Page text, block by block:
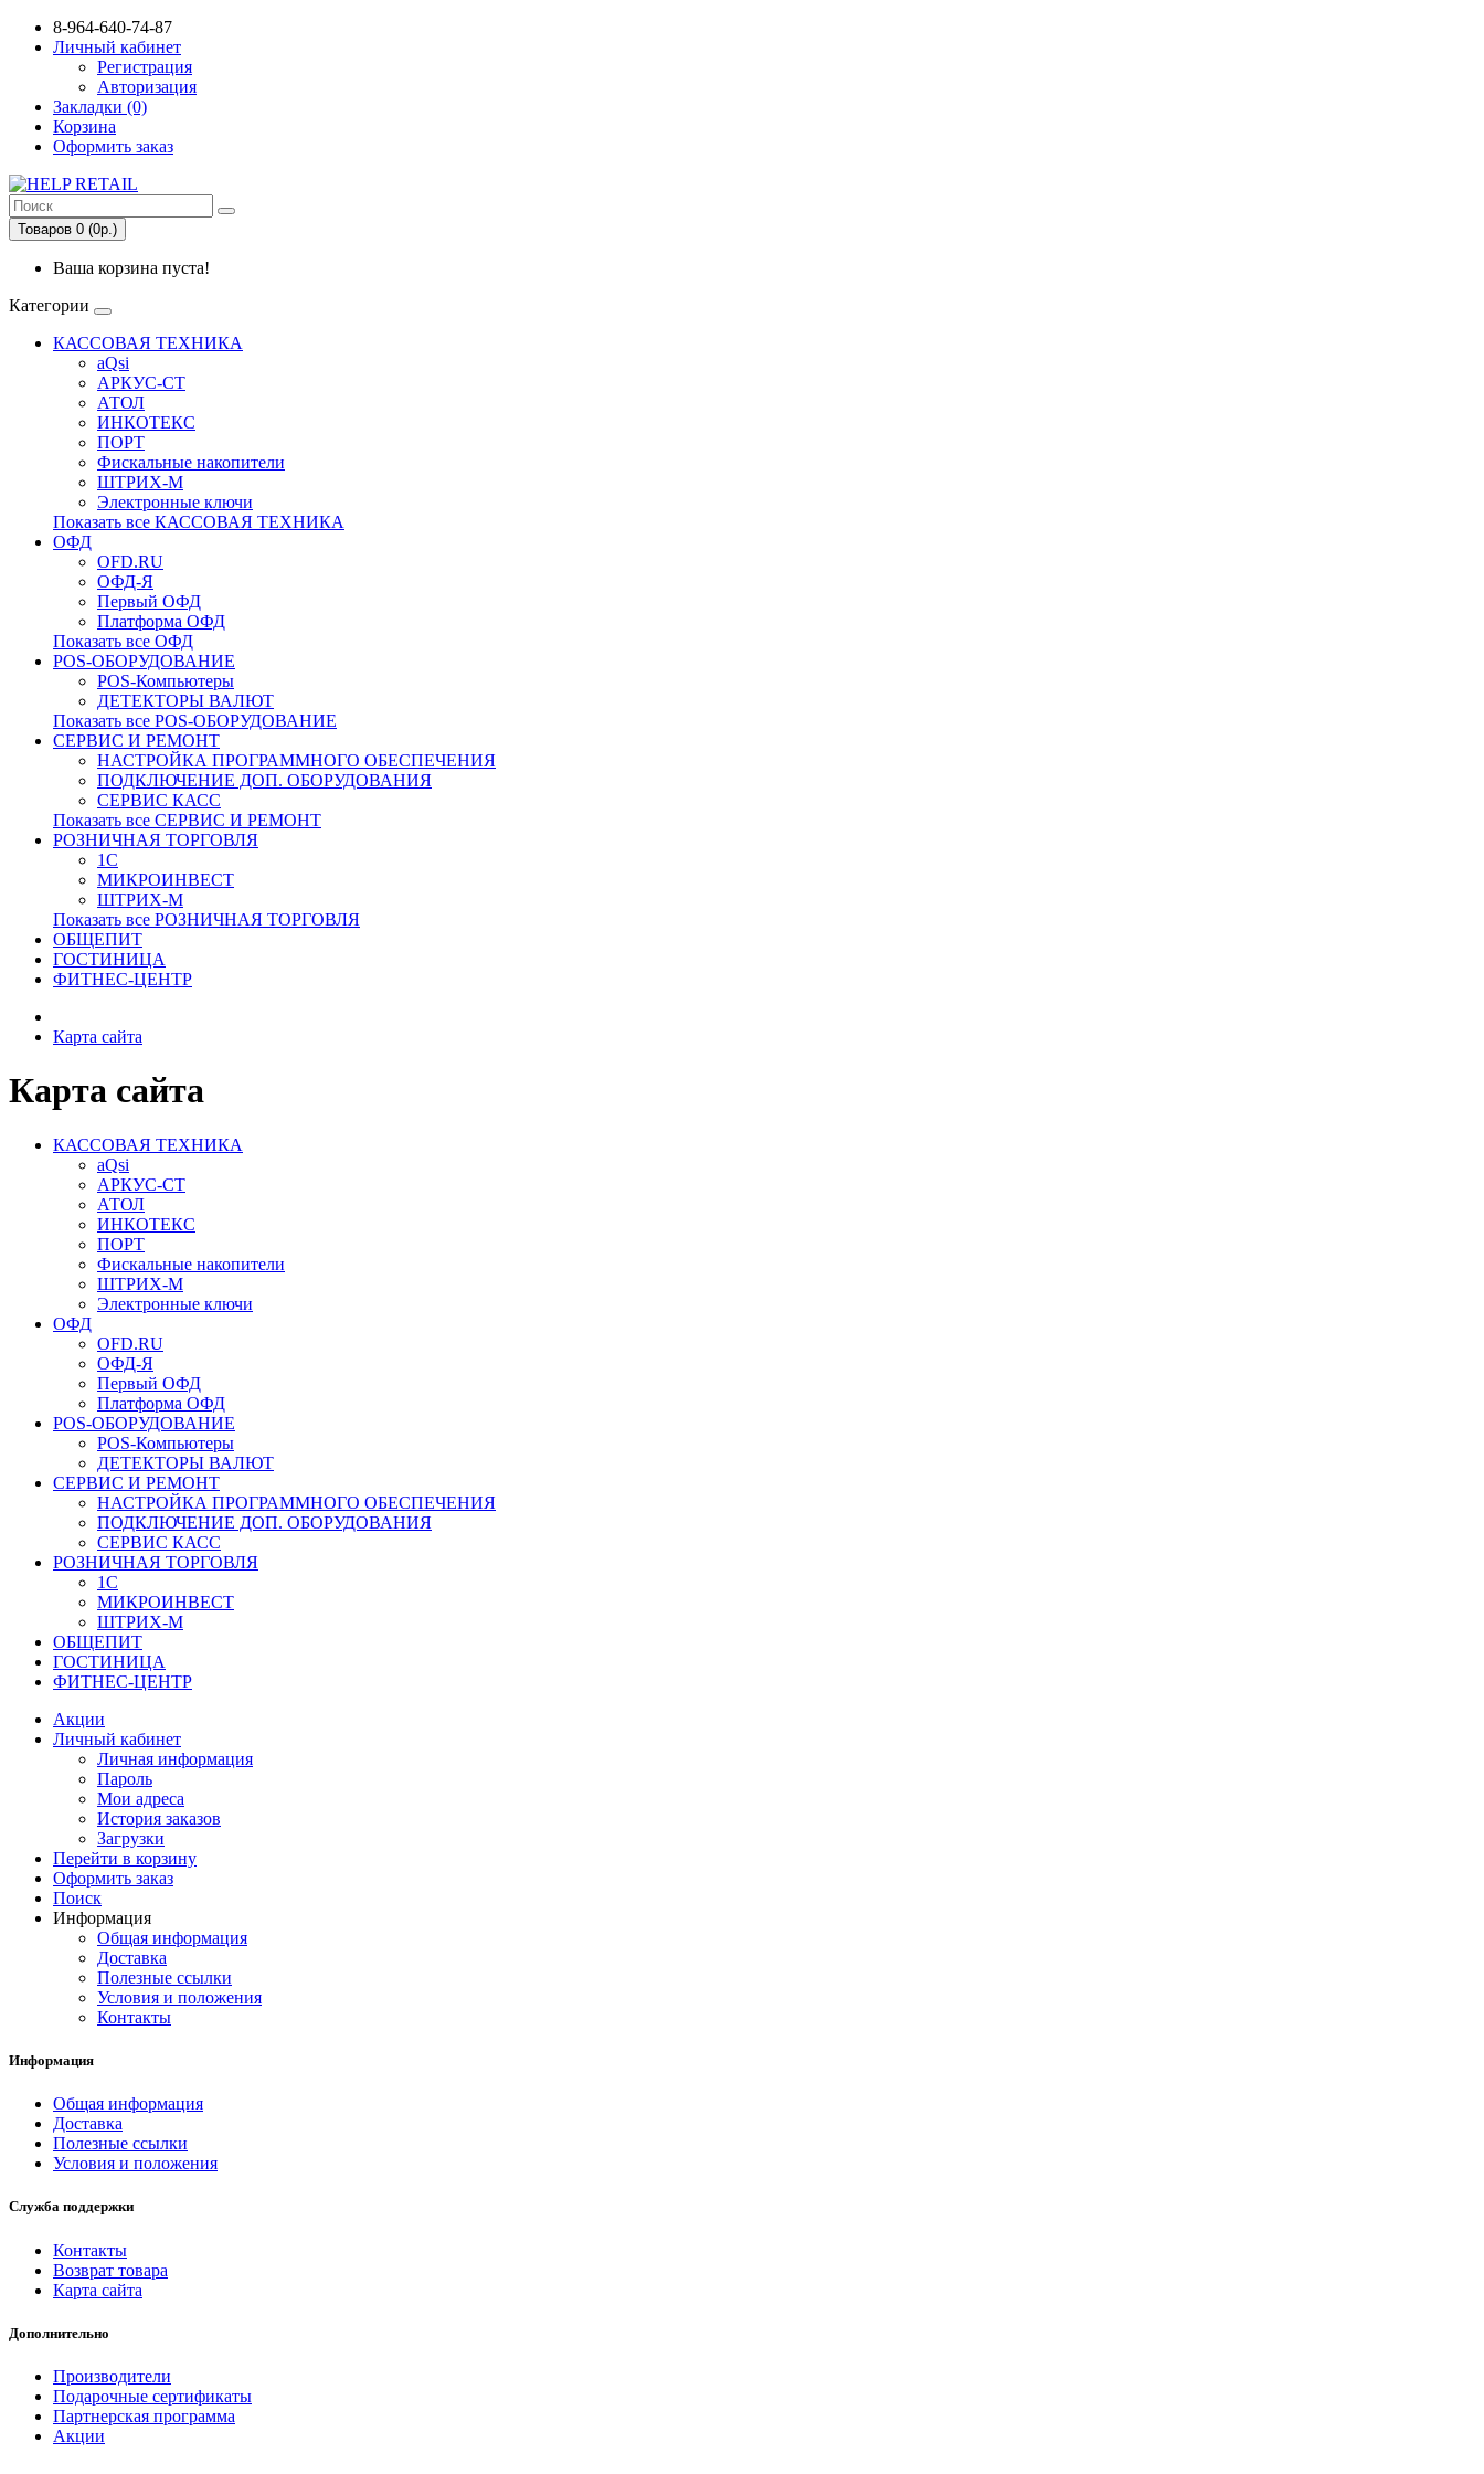
8-964-640-74-87
Личный кабинет
Регистрация
Авторизация
Закладки (0)
Корзина
Оформить заказ
Товаров 0 (0р.)
Ваша корзина пуста!
Категории
КАССОВАЯ ТЕХНИКА
aQsi
АРКУС-СТ
АТОЛ
ИНКОТЕКС
ПОРТ
Фискальные накопители
ШТРИХ-М
Электронные ключи
Показать все КАССОВАЯ ТЕХНИКА
ОФД
OFD.RU
ОФД-Я
Первый ОФД
Платформа ОФД
Показать все ОФД
POS-ОБОРУДОВАНИЕ
POS-Компьютеры
ДЕТЕКТОРЫ ВАЛЮТ
Показать все POS-ОБОРУДОВАНИЕ
СЕРВИС И РЕМОНТ
НАСТРОЙКА ПРОГРАММНОГО ОБЕСПЕЧЕНИЯ
ПОДКЛЮЧЕНИЕ ДОП. ОБОРУДОВАНИЯ
СЕРВИС КАСС
Показать все СЕРВИС И РЕМОНТ
РОЗНИЧНАЯ ТОРГОВЛЯ
1С
МИКРОИНВЕСТ
ШТРИХ-М
Показать все РОЗНИЧНАЯ ТОРГОВЛЯ
ОБЩЕПИТ
ГОСТИНИЦА
ФИТНЕС-ЦЕНТР
Карта сайта
Карта сайта
КАССОВАЯ ТЕХНИКА
aQsi
АРКУС-СТ
АТОЛ
ИНКОТЕКС
ПОРТ
Фискальные накопители
ШТРИХ-М
Электронные ключи
ОФД
OFD.RU
ОФД-Я
Первый ОФД
Платформа ОФД
POS-ОБОРУДОВАНИЕ
POS-Компьютеры
ДЕТЕКТОРЫ ВАЛЮТ
СЕРВИС И РЕМОНТ
НАСТРОЙКА ПРОГРАММНОГО ОБЕСПЕЧЕНИЯ
ПОДКЛЮЧЕНИЕ ДОП. ОБОРУДОВАНИЯ
СЕРВИС КАСС
РОЗНИЧНАЯ ТОРГОВЛЯ
1С
МИКРОИНВЕСТ
ШТРИХ-М
ОБЩЕПИТ
ГОСТИНИЦА
ФИТНЕС-ЦЕНТР
Акции
Личный кабинет
Личная информация
Пароль
Мои адреса
История заказов
Загрузки
Перейти в корзину
Оформить заказ
Поиск
Информация
Общая информация
Доставка
Полезные ссылки
Условия и положения
Контакты
Информация
Общая информация
Доставка
Полезные ссылки
Условия и положения
Служба поддержки
Контакты
Возврат товара
Карта сайта
Дополнительно
Производители
Подарочные сертификаты
Партнерская программа
Акции